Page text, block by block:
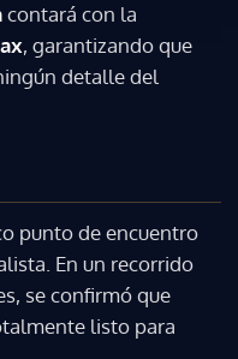
contará con la
, garantizando que
detalle del
punto de encuentro
En un recorrido
se confirmó que
listo para